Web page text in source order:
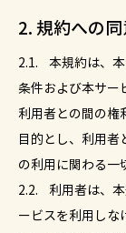
2. 規約への同
2.1. 本規約は、本
条件および本サー
利用者との間の権
目的とし、利用者
の利用に関わる一
2.2. 利用者は、本
ービスを利用しな